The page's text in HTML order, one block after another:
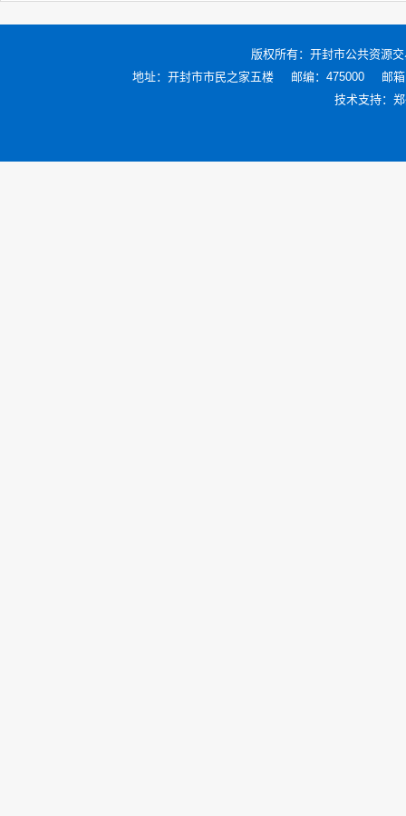
版权所有： 开封市公共资源
地址：开封市市民之家五楼
邮编：475000
邮
技术支持：